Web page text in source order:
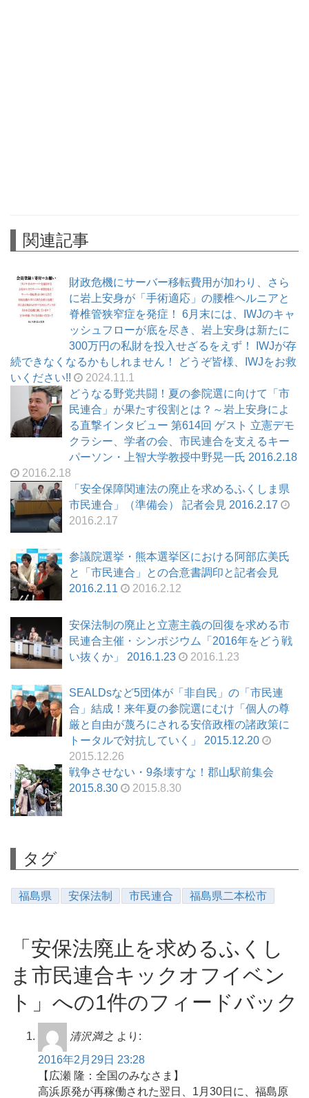
関連記事
財政危機にサーバー移転費用が加わり、さら
に岩上安身が「手術適応」の腰椎ヘルニアと
脊椎管狭窄症を発症！ 6月末には、IWJのキャ
ッシュフローが底を尽き、岩上安身は新たに
300万円の私財を投入せざるをえず！ IWJが存
続できなくなるかもしれません！ どうぞ皆様、IWJをお救
いください!!
2024.11.1
どうなる野党共闘！夏の参院選に向けて「市
民連合」が果たす役割とは？～岩上安身によ
る直撃インタビュー 第614回 ゲスト 立憲デモ
クラシー、学者の会、市民連合を支えるキー
パーソン・上智大学教授中野晃一氏 2016.2.18
2016.2.18
「安全保障関連法の廃止を求めるふくしま県
市民連合」（準備会） 記者会見 2016.2.17
2016.2.17
参議院選挙・熊本選挙区における阿部広美氏
と「市民連合」との合意書調印と記者会見
2016.2.11
2016.2.12
安保法制の廃止と立憲主義の回復を求める市
民連合主催・シンポジウム「2016年をどう戦
い抜くか」 2016.1.23
2016.1.23
SEALDsなど5団体が「非自民」の「市民連
合」結成！来年夏の参院選にむけ「個人の尊
厳と自由が蔑ろにされる安倍政権の諸政策に
トータルで対抗していく」 2015.12.20
2015.12.26
戦争させない・9条壊すな！郡山駅前集会
2015.8.30
2015.8.30
タグ
福島県 安保法制 市民連合 福島県二本松市
「安保法廃止を求めるふくし
ま市民連合キックオフイベン
ト」への1件のフィードバック
清沢満之 より:
2016年2月29日 23:28
【広瀬 隆：全国のみなさま】
高浜原発が再稼働された翌日、1月30日に、福島原